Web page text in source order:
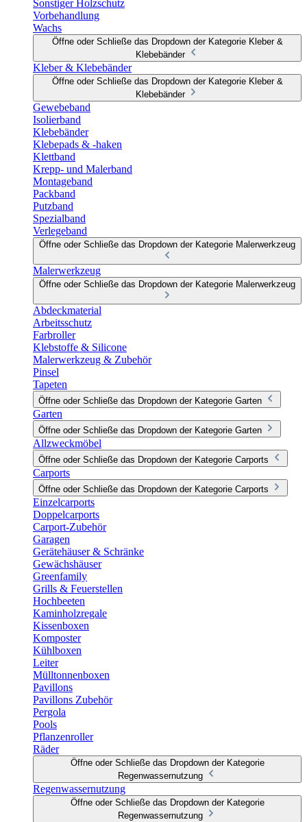
Sonstiger Holzschutz
Vorbehandlung
Wachs
Öffne oder Schließe das Dropdown der Kategorie Kleber &
Klebebänder
Kleber & Klebebänder
Öffne oder Schließe das Dropdown der Kategorie Kleber &
Klebebänder
Gewebeband
Isolierband
Klebebänder
Klebepads & -haken
Klettband
Krepp- und Malerband
Montageband
Packband
Putzband
Spezialband
Verlegeband
Öffne oder Schließe das Dropdown der Kategorie Malerwerkzeug
Malerwerkzeug
Öffne oder Schließe das Dropdown der Kategorie Malerwerkzeug
Abdeckmaterial
Arbeitsschutz
Farbroller
Klebstoffe & Silicone
Malerwerkzeug & Zubehör
Pinsel
Tapeten
Öffne oder Schließe das Dropdown der Kategorie Garten
Garten
Öffne oder Schließe das Dropdown der Kategorie Garten
Allzweckmöbel
Öffne oder Schließe das Dropdown der Kategorie Carports
Carports
Öffne oder Schließe das Dropdown der Kategorie Carports
Einzelcarports
Doppelcarports
Carport-Zubehör
Garagen
Gerätehäuser & Schränke
Gewächshäuser
Greenfamily
Grills & Feuerstellen
Hochbeeten
Kaminholzregale
Kissenboxen
Komposter
Kühlboxen
Leiter
Mülltonnenboxen
Pavillons
Pavillons Zubehör
Pergola
Pools
Pflanzenroller
Räder
Öffne oder Schließe das Dropdown der Kategorie
Regenwassernutzung
Regenwassernutzung
Öffne oder Schließe das Dropdown der Kategorie
Regenwassernutzung